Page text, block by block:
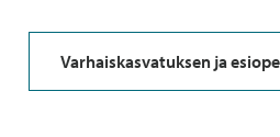
Varhaiskasvatuksen ja